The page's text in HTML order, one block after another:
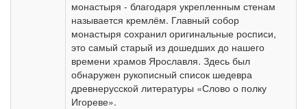
монастыря - благодаря укрепленным стенам
называется кремлём. Главный собор
монастыря сохранил оригинальные росписи,
это самый старый из дошедших до нашего
времени храмов Ярославля. Здесь был
обнаружен рукописный список шедевра
древнерусской литературы «Слово о полку
Игореве».